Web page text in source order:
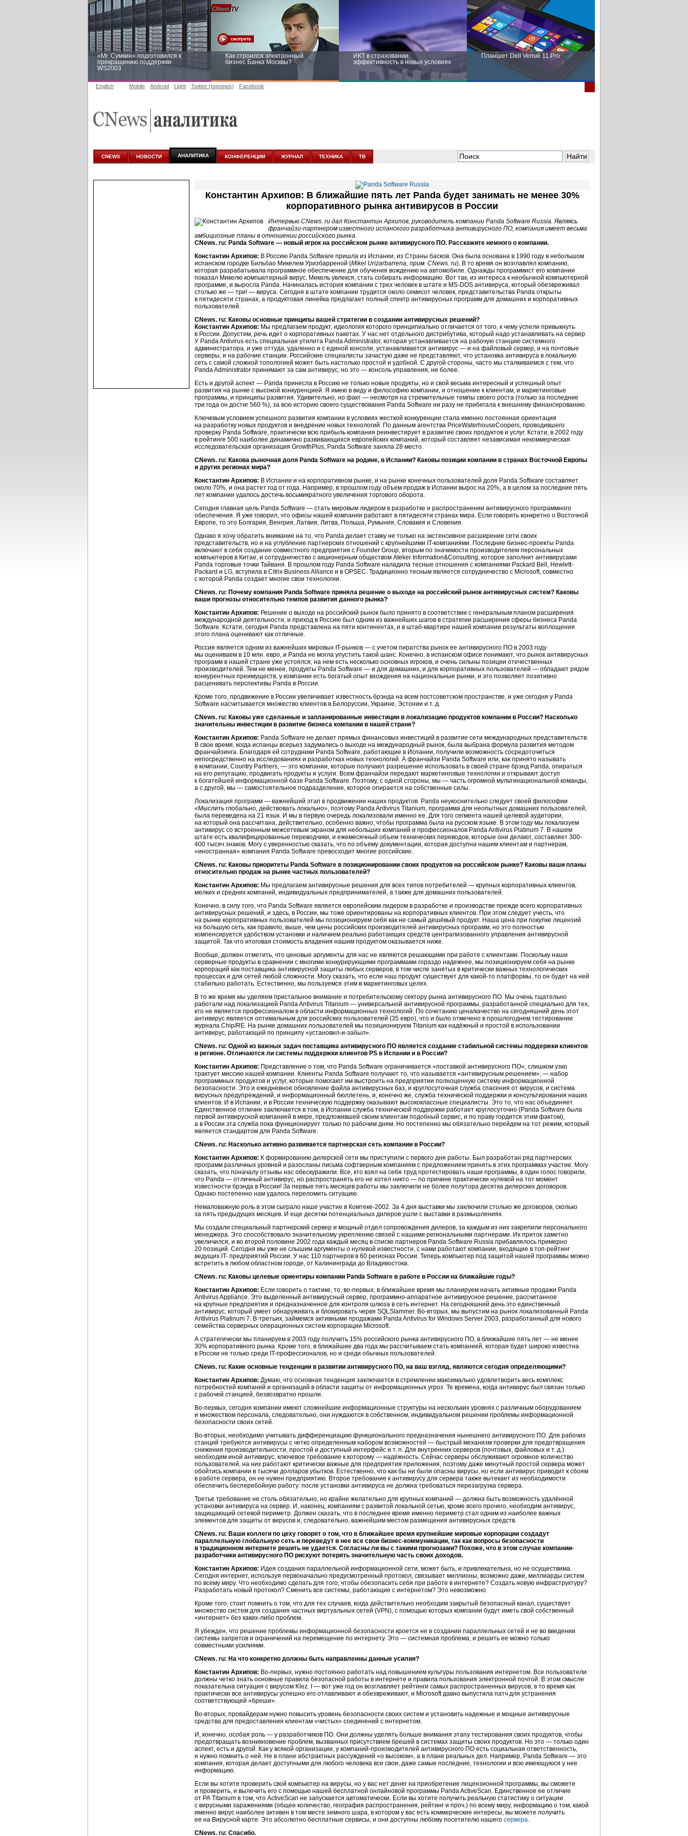
«Mr. Сумкин» подготовился к
прекращению поддержки
WS2003
Как строился электронный
бизнес Банка Москвы?
ИКТ в страховании:
эффективность в новых условиях
Планшет Dell Venue 11 Pro
аналитике
новых условиях
English Mobile Android Light Twitter (topnews) Facebook
CNEWS НОВОСТИ АНАЛИТИКА КОНФЕРЕНЦИИ ЖУРНАЛ ТЕХНИКА ТВ
Константин Архипов: В ближайшие пять лет Panda будет занимать не менее 30%
корпоративного рынка антивирусов в России
Интервью CNews. ru дал Константин Архипов, руководитель компании Panda Software Russia. Являясь
франчайзи-партнером известного испанского разработчика антивирусного ПО, компания имеет весьма
амбициозные планы в отношении российского рынка.
CNews. ru: Panda Software — новый игрок на российском рынке антивирусного ПО. Расскажите немного о компании.
Константин Архипов: В Россию Panda Software пришла из Испании, из Страны басков. Она была основана в 1990 году в небольшом
испанском городке Бильбао Микелем Уризбарреной (Mikel Urizarbarrena, прим. CNews. ru). В то время он возглавлял компанию,
которая разрабатывала программное обеспечение для обучения вождению на автомобиле. Однажды программист его компании
показал Микелю компьютерный вирус. Микель увлекся, стать собирать информацию. Вот так, из интереса к необычной компьютерной
программе, и выросла Panda. Начиналась история компании с трех человек в штате и MS-DOS антивируса, который обезвреживал
столько же — три! — вируса. Сегодня в штате компании трудится около семисот человек, представительства Panda открыты
в пятидесяти странах, а продуктовая линейка предлагает полный спектр антивирусных программ для домашних и корпоративных
пользователей.
CNews. ru: Каковы основные принципы вашей стратегии в создании антивирусных решений?
Константин Архипов: Мы предлагаем продукт, идеология которого принципиально отличается от того, к чему успели привыкнуть
в России. Допустим, речь идет о корпоративных пакетах. У нас нет отдельного дистрибутива, который надо устанавливать на сервер.
У Panda Antivirus есть специальная утилита Panda Administrator, которая устанавливается на рабочую станцию системного
администратора, и уже оттуда, удаленно и с единой консоли, устанавливается антивирус — и на файловый сервер, и на почтовые
серверы, и на рабочие станции. Российские специалисты зачастую даже не представляют, что установка антивируса в локальную
сеть с самой сложной топологией может быть настолько простой и удобной. С другой стороны, часто мы сталкиваемся с тем, что
Panda Administrator принимают за сам антивирус, но это — консоль управления, не более.
Есть и другой аспект — Panda принесла в Россию не только новые продукты, но и свой весьма интересный и успешный опыт
развития на рынке с высокой конкуренцией. Я имею в виду и философию компании, и отношение к клиентам, и маркетинговые
программы, и принципы развития. Удивительно, но факт — несмотря на стремительные темпы своего роста (только за последние
три года он достиг 560 %), за всю историю своего существования Panda Software ни разу не прибегала к внешнему финансированию.
Ключевым условием успешного развития компании в условиях жесткой конкуренции стала именно постоянная ориентация
на разработку новых продуктов и внедрение новых технологий. По данным агентства PriceWaterhouseCoopers, проводившего
проверку Panda Software, практически всю прибыль компания реинвестирует в развитие своих продуктов и услуг. Кстати, в 2002 году
в рейтинге 500 наиболее динамично развивающихся европейских компаний, который составляет независимая некоммерческая
исследовательская организация GrowthPlus, Panda Software заняла 28 место.
CNews. ru: Какова рыночная доля Panda Software на родине, в Испании? Каковы позиции компании в странах Восточной Европы
и других регионах мира?
Константин Архипов: В Испании и на корпоративном рынке, и на рынке конечных пользователей доля Panda Software составляет
около 70%, и она растет год от года. Например, в прошлом году объем продаж в Испании вырос на 20%, а в целом за последние пять
лет компании удалось достичь восьмикратного увеличения торгового оборота.
Сегодня главная цель Panda Software — стать мировым лидером в разработке и распространении антивирусного программного
обеспечения. Я уже говорил, что офисы нашей компании работают в пятидесяти странах мира. Если говорить конкретно о Восточной
Европе, то это Болгария, Венгрия, Латвия, Литва, Польша, Румыния, Словакия и Словения.
Однако я хочу обратить внимание на то, что Panda делает ставку не только на экстенсивное расширение сети своих
представительств, но и на углубление партнерских отношений с крупнейшими IT-компаниями. Последние бизнес-проекты Panda
включают в себя создание совместного предприятия с Founder Group, вторым по значимости производителем персональных
компьютеров в Китае, и сотрудничество с акционерным обществом Ateker Information&Consulting, которое заполнит антивирусами
Panda торговые точки Тайваня. В прошлом году Panda Software наладила тесные отношения с компаниями Packard Bell, Hewlett-
Packard и LG, вступила в Citrix Business Alliance и в OPSEC. Традиционно тесным является сотрудничество с Microsoft, совместно
с которой Panda создает многие свои технологии.
CNews. ru: Почему компания Panda Software приняла решение о выходе на российский рынок антивирусных систем? Каковы
ваши прогнозы относительно темпов развития данного рынка?
Константин Архипов: Решение о выходе на российский рынок было принято в соответствии с генеральным планом расширения
международной деятельности, и приход в Россию был одним из важнейших шагов в стратегии расширения сферы бизнеса Panda
Software. Кстати, сегодня Panda представлена на пяти континентах, и в штаб-квартире нашей компании результаты воплощения
этого плана оценивают как отличные.
Россия является одним из важнейших мировых IT-рынков — с учетом пиратства рынок ее антивирусного ПО в 2003 году
мы оцениваем в 10 млн. евро, и Panda не могла упустить такой шанс. Конечно, в испанском офисе понимают, что рынок антивирусных
программ в нашей стране уже устоялся, на нем есть несколько основных игроков, и очень сильны позиции отечественных
производителей. Тем не менее, продукты Panda Software — и для домашних, и для корпоративных пользователей — обладают рядом
конкурентных преимуществ, у компании есть богатый опыт вхождения на национальные рынки, и это позволяет позитивно
расценивать перспективы Panda в России.
Кроме того, продвижение в России увеличивает известность брэнда на всем постсоветском пространстве, и уже сегодня у Panda
Software насчитывается множество клиентов в Белоруссии, Украине, Эстонии и т. д.
CNews. ru: Каковы уже сделанные и запланированные инвестиции в локализацию продуктов компании в России? Насколько
значительны инвестиции в развитие бизнеса компании в нашей стране?
Константин Архипов: Panda Software не делает прямых финансовых инвестиций в развитие сети международных представительств.
В свое время, когда испанцы всерьез задумались о выходе на международный рынок, была выбрана формула развития методом
франчайзинга. Благодаря ей сотрудники Panda Software, работающие в Испании, получили возможность сосредоточиться
непосредственно на исследованиях и разработках новых технологий. А франчайзи Panda Software или, как принято называть
в компании, Country Partners, — это компании, которые получают разрешение использовать в своей стране брэнд Panda, опираться
на его репутацию, продвигать продукты и услуги. Всем франчайзи передают маркетинговые технологии и открывают доступ
к богатейшей информационной базе Panda Software. Поэтому, с одной стороны, мы — часть огромной мультинациональной команды,
а с другой, мы — самостоятельное подразделение, которое опирается на собственные силы.
Локализация программ — важнейший этап в продвижении наших продуктов. Panda неукоснительно следует своей философии
«Мыслить глобально, действовать локально», поэтому Panda Antivirus Titanium, программа для неопытных домашних пользователей,
была переведена на 21 язык. И мы в первую очередь локализовали именно ее. Для того сегмента нашей целевой аудитории,
на который она рассчитана, действительно, особенно важно, чтобы программа была на русском языке. В этом году мы локализуем
антивирус со встроенным межсетевым экраном для небольших компаний и профессионалов Panda Antivirus Platinum 7. В нашем
штате есть квалифицированные переводчики, и ежемесячный объем технических переводов, которые они делают, составляет 300-
400 тысяч знаков. Могу с уверенностью сказать, что по объему документации, которая доступна нашим клиентам и партнерам,
«иностранная» компания Panda Software превосходит многие российские.
CNews. ru: Каковы приоритеты Panda Software в позиционировании своих продуктов на российском рынке? Каковы ваши планы
относительно продаж на рынке частных пользователей?
Константин Архипов: Мы предлагаем антивирусные решения для всех типов потребителей — крупных корпоративных клиентов,
мелких и средних компаний, индивидуальных предпринимателей, а также для домашних пользователей.
Конечно, в силу того, что Panda Software является европейским лидером в разработке и производстве прежде всего корпоративных
антивирусных решений, и здесь, в России, мы тоже ориентированы на корпоративных клиентов. При этом следует учесть, что
на рынке корпоративных пользователей мы позиционируем себя как не самый дешёвый продукт. Наша цена при покупке лицензий
на большую сеть, как правило, выше, чем цены российских производителей антивирусных программ, но это полностью
компенсируется удобством установки и наличием реально работающих средств централизованного управления антивирусной
защитой. Так что итоговая стоимость владения нашим продуктом оказывается ниже.
Вообще, должен отметить, что ценовые аргументы для нас не являются решающими при работе с клиентами. Поскольку наши
серверные продукты в сравнении с многими конкурирующими программами гораздо надежнее, мы позиционируем себя на рынке
корпораций как поставщика антивирусной защиты любых серверов, в том числе занятых в критически важных технологических
процессах и для сетей любой сложности. Могу сказать, что если наш продукт существует для какой-то платформы, то он будет на ней
стабильно работать. Естественно, мы пользуемся этим в маркетинговых целях.
В то же время мы уделяем пристальное внимание и потребительскому сектору рынка антивирусного ПО. Мы очень тщательно
работали над локализацией Panda Antivirus Titanium — универсальной антивирусной программы, разработанной специально для тех,
кто не является профессионалом в области информационных технологий. По сочетанию цена/качество на сегодняшний день этот
антивирус является оптимальным для российских пользователей (35 евро), что и было отмечено в прошлогоднем тестировании
журнала Chip/RE. На рынке домашних пользователей мы позиционируем Titanium как надёжный и простой в использовании
антивирус, работающий по принципу «установил-и-забыл».
CNews. ru: Одной из важных задач поставщика антивирусного ПО является создание стабильной системы поддержки клиентов
в регионе. Отличаются ли системы поддержки клиентов PS в Испании и в России?
Константин Архипов: Представление о том, что Panda Software ограничивается «поставкой антивирусного ПО», слишком узко
трактует миссию нашей компании. Клиенты Panda Software получают то, что называется «антивирусным решением», — набор
программных продуктов и услуг, которые помогают им выстроить на предприятии полноценную систему информационной
безопасности. Это и ежедневное обновление файла антивирусных баз, и круглосуточная служба спасения от вирусов, и система
вирусных предупреждений, и информационный бюллетень, и, конечно же, служба технической поддержки и консультирования наших
клиентов. И в Испании, и в России техническую поддержку оказывают высококлассные специалисты. Это то, что нас объединяет.
Единственное отличие заключается в том, в Испании служба технической поддержки работает круглосуточно (Panda Software была
первой антивирусной компанией в мире, предложившей своим клиентам подобный сервис, и по праву гордится этим фактом),
а в России эта служба пока функционирует только по рабочим дням. Но постепенно мы обязательно перейдем на тот режим, который
является стандартом для Panda Software.
CNews. ru: Насколько активно развивается партнерская сеть компании в России?
Константин Архипов: К формированию дилерской сети мы приступили с первого дня работы. Был разработан ряд партнерских
программ различных уровней и разосланы письма софтверным компаниям с предложением принять в этих программах участие. Могу
сказать, что поначалу отзывы нас обескуражили. Все, кто взял на себя труд протестировать наши программы, в один голос говорили,
что Panda — отличный антивирус, но распространять его не хотел никто — по причине практически нулевой на тот момент
известности брэнда в России! За первые пять месяцев работы мы заключили не более полутора десятка дилерских договоров.
Однако постепенно нам удалось переломить ситуацию.
Немаловажную роль в этом сыграло наше участие в Комтеке-2002. За 4 дня выставки мы заключили столько же договоров, сколько
за пять предыдущих месяцев. И еще десятки потенциальных дилеров ушли с выставки в размышлениях.
Мы создали специальный партнерский сервер и мощный отдел сопровождения дилеров, за каждым из них закрепили персонального
менеджера. Это способствовало значительному укреплению связей с нашими региональными партнерами. Их приток заметно
увеличился, и во второй половине 2002 года каждый месяц в списке партнеров Panda Software Russia прибавлялось примерно
20 позиций. Сегодня мы уже не слышим аргументы о нулевой известности, с нами работают компании, входящие в топ-рейтинг
ведущих IT- предприятий России. У нас 110 партнеров в 60 регионах России. Теперь компьютер под защитой нашей программы можно
встретить в любом областном городе, от Калининграда до Владивостока.
CNews. ru: Каковы целевые ориентиры компании Panda Software в работе в России на ближайшие годы?
Константин Архипов: Если говорить о тактике, то, во-первых, в ближайшее время мы планируем начать активные продажи Panda
Antivirus Appliance. Это выделенный антивирусный сервер, программно-аппаратное антивирусное решение, рассчитанное
на крупные предприятия и предназначенное для контроля шлюза в сеть интернет. На сегодняшний день это единственный
антивирус, который умеет обнаруживать и блокировать червя SQLSlammer. Во-вторых, мы выпустим на рынок локализованный Panda
Antivirus Platinum 7. В-третьих, займемся активными продажами Panda Antivirus for Windows Server 2003, разработанный для нового
семейства серверных операционных систем корпорации Microsoft.
А стратегически мы планируем в 2003 году получить 15% российского рынка антивирусного ПО, в ближайшие пять лет — не менее
30% корпоративного рынка. Кроме того, в ближайшие два года мы рассчитываем стать компанией, которая будет широко известна
в России не только среди IT-профессионалов, но и среди обычных пользователей.
CNews. ru: Какие основные тенденции в развитии антивирусного ПО, на ваш взгляд, являются сегодня определяющими?
Константин Архипов: Думаю, что основная тенденция заключается в стремлении максимально удовлетворить весь комплекс
потребностей компаний и организаций в области защиты от информационных угроз. Те времена, когда антивирус был связан только
с рабочей станцией, безвозвратно прошли.
Во-первых, сегодня компании имеют сложнейшие информационные структуры на нескольких уровнях с различным оборудованием
и множеством персонала, следовательно, они нуждаются в собственном, индивидуальном решении проблемы информационной
безопасности своих сетей.
Во-вторых, необходимо учитывать дифференциацию функционального предназначения нынешнего антивирусного ПО. Для рабочих
станций требуются антивирусы с четко определенным набором возможностей — быстрый механизм проверки для предотвращения
снижения производительности, простой и доступный интерфейс и т. п. Для внутренних серверов (почтовых, файловых и т. д.)
необходим иной антивирус, ключевое требование к которому — надёжность. Сейчас серверы обслуживают огромное количество
пользователей, на них работают критически важные для предприятия приложения, поэтому даже минутный простой сервера может
обойтись компании в тысячи долларов убытков. Естественно, что как бы ни были опасны вирусы, но если антивирус приводит к сбоям
в работе сервера, он не нужен предприятию. Второе требование к антивирусу для сервера также вытекает из необходимости
обеспечить бесперебойную работу: после установки антивируса не должна требоваться перезагрузка сервера.
Третье требование не столь обязательно, но крайне желательно для крупных компаний — должна быть возможность удалённой
установки антивируса на сервер. И, наконец, компаниям с развитой локальной сетью, кроме всего прочего, необходим антивирус,
защищающий сетевой периметр. Должен сказать, что в последнее время именно периметр стал одним из наиболее важных
элементов для защиты от вирусов и, следовательно, важнейшим местом размещения антивирусных средств.
CNews. ru: Ваши коллеги по цеху говорят о том, что в ближайшее время крупнейшие мировые корпорации создадут
параллельную глобальную сеть и переведут в нее все свои бизнес-коммуникации, так как вопросы безопасности
в традиционном интернете решить не удается. Согласны ли вы с такими прогнозами? Похоже, что в этом случае компании-
разработчики антивирусного ПО рискуют потерять значительную часть своих доходов.
Константин Архипов: Идея создания параллельной информационной сети, может быть, и привлекательна, но не осуществима.
Сегодня интернет, используя первоначально предусмотренный протокол, связывает миллионы, возможно даже, миллиарды систем
по всему миру. Что необходимо сделать для того, чтобы обезопасить себя при работе в интернете? Создать новую инфраструктуру?
Разработать новый протокол? Сменить все системы, работающие с интернетом? Это невозможно.
Кроме того, стоит помнить о том, что для тех случаев, когда действительно необходим закрытый безопасный канал, существует
множество систем для создания частных виртуальных сетей (VPN), с помощью которых компании будут иметь свой собственный
«интернет» без каких-либо проблем.
Я убежден, что решение проблемы информационной безопасности кроется не в создании параллельных сетей и не во введении
системы запретов и ограничений на перемещение по интернету. Это — системная проблема, и решить ее можно только
совместными усилиями.
CNews. ru: На что конкретно должны быть направленны данные усилия?
Константин Архипов: Во-первых, нужно постоянно работать над повышением культуры пользования интернетом. Все пользователи
должны четко знать основные правила безопасной работы в интернете и правила пользования электронной почтой. В этом смысле
показательна ситуация с вирусом Klez. I — вот уже год он возглавляет рейтинги самых распространенных вирусов, в то время как
практически все антивирусы успешно его отлавливают и обезвреживают, и Microsoft давно выпустила патч для устранения
соответствующей «бреши».
Во-вторых, провайдерам нужно повысить уровень безопасности своих систем и установить надежные и мощные антивирусные
средства для предоставления клиентам «чистых» соединений с интернетом.
И, конечно, особая роль — у разработчиков ПО. Они должны уделять больше внимания этапу тестирования своих продуктов, чтобы
предотвращать возникновение проблем, вызванных присутствием брешей в системах защиты своих продуктов. Но это — только один
аспект, есть и другой. Как у всякой организации, у компаний-производителей антивирусного ПО есть социальная ответственность,
и нужно помнить о ней. Не в плане абстрактных рассуждений «о высоком», а в плане реальных дел. Например, Panda Software — это
компания, которая делает доступными для любого человека все свои, даже самые последние, технологии и всю имеющуюся у нее
информацию.
Если вы хотите проверить свой компьютер на вирусы, но у вас нет денег на приобретение лицензионной программы, вы сможете
и проверить, и вылечить его с помощью нашей бесплатной онлайновой программы Panda ActiveScan. Единственное ее отличие
от PA Titanium в том, что ActiveScan не запускается автоматически. Если вы хотите получить реальную статистику о ситуации
с вирусными заражениями (общее количество, география распространения, рейтинг и проч.) по всему миру, информацию о том, какой
именно вирус наиболее активен в том месте земного шара, в котором у вас есть коммерческие интересы, вы можете получить
ее на Вирусной карте. Это абсолютно бесплатные сервисы, и они доступны любому посетителю нашего сервера.
CNews. ru: Спасибо.